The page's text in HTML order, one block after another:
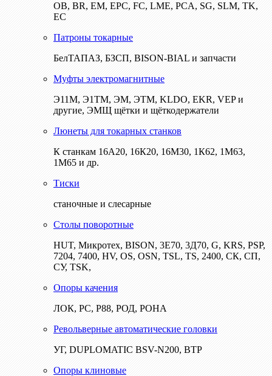
ОВ, BR, EM, EPC, FC, LME, PCA, SG, SLM, TK,
EC
Патроны токарные
БелТАПАЗ, БЗСП, BISON-BIAL и запчасти
Муфты электромагнитные
Э11М, Э1ТМ, ЭМ, ЭТМ, KLDO, EKR, VEP и
другие, ЭМЩ щётки и щёткодержатели
Люнеты для токарных станков
К станкам 16А20, 16К20, 16М30, 1К62, 1М63,
1М65 и др.
Тиски
станочные и слесарные
Столы поворотные
HUT, Микротех, BISON, 3Е70, 3Д70, G, KRS, PSP,
7204, 7400, HV, OS, OSN, TSL, TS, 2400, СК, СП,
СУ, TSK,
Опоры качения
ЛОК, РС, Р88, РОД, РОНА
Револьверные автоматические головки
УГ, DUPLOMATIC BSV-N200, ВТР
Опоры клиновые